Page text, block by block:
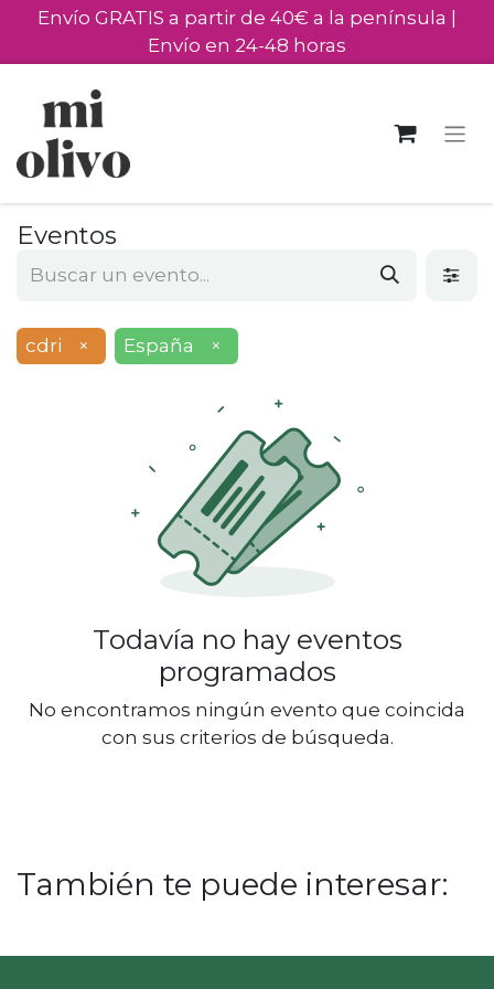
Envío GRATIS a partir de 40€ a la península |
Envío en 24-48 horas
Eventos
cdri × España ×
Todavía no hay eventos
programados
No encontramos ningún evento que coincida
con sus criterios de búsqueda.
También te puede interesar: